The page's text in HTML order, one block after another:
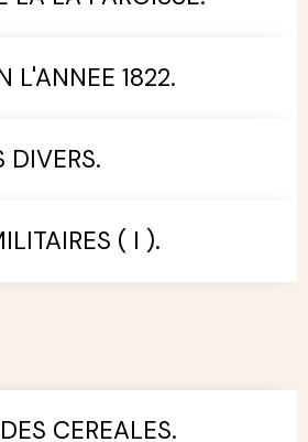
L'ANNEE 1822.
DIVERS.
( I ).
CEREALES.